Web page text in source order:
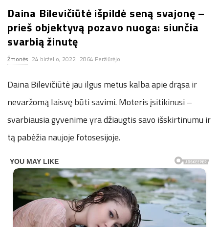
n
.
n
e
t
Daina Bilevičiūtė išpildė seną svajonę –
prieš objektyvą pozavo nuoga: siunčia
svarbią žinutę
Žmonės 24 birželio, 2022 2864 Peržiūrėjo
Daina Bilevičiūtė jau ilgus metus kalba apie drąsa ir
nevaržomą laisvę būti savimi. Moteris įsitikinusi –
svarbiausia gyvenime yra džiaugtis savo išskirtinumu ir
tą pabėžia naujoje fotosesijoje.